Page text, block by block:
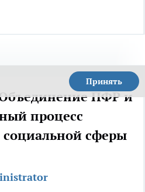
Принять
ПФР и
процесс
сферы